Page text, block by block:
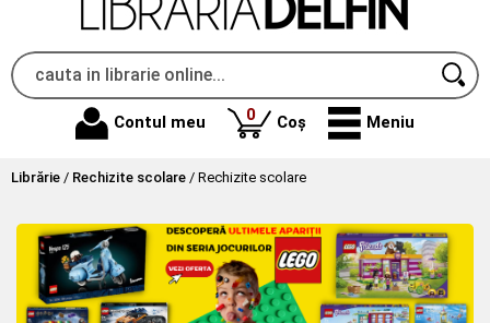
Contul meu 0produse
Coș Meniu
Librărie / Rechizite scolare / Rechizite scolare